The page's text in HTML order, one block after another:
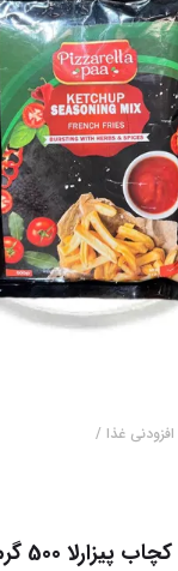
غذا /
500 گرم